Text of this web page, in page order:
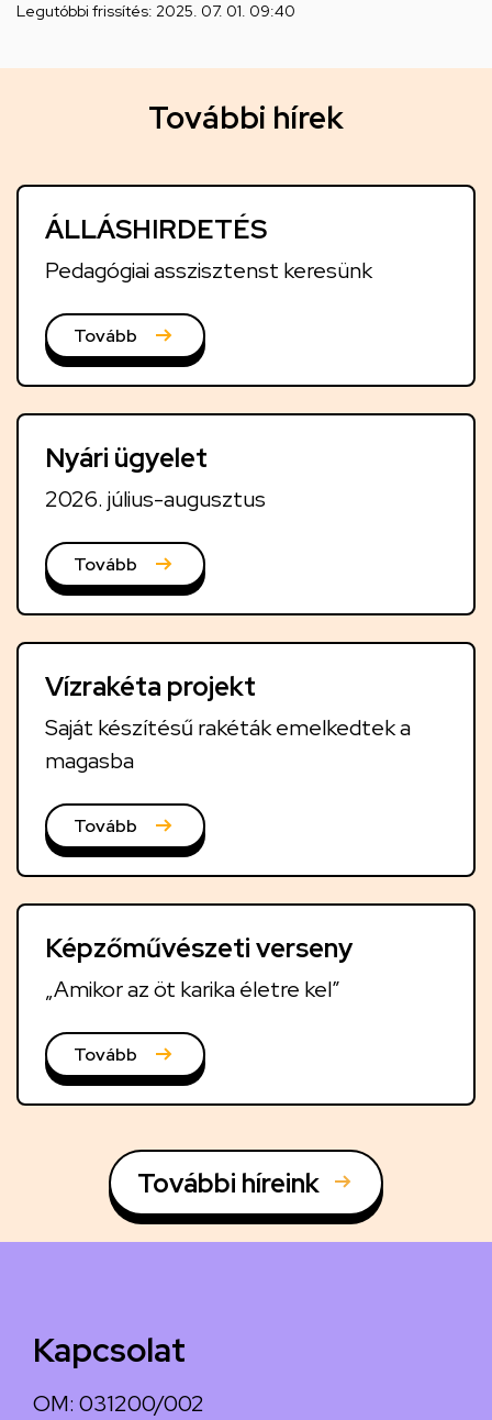
Legutóbbi frissítés: 2025. 07. 01. 09:40
r
e
További hírek
ÁLLÁSHIRDETÉS
Pedagógiai asszisztenst keresünk
Tovább
Nyári ügyelet
2026. július-augusztus
Tovább
Vízrakéta projekt
Saját készítésű rakéták emelkedtek a
magasba
Tovább
Képzőművészeti verseny
„Amikor az öt karika életre kel”
Tovább
További híreink
Kapcsolat
OM: 031200/002